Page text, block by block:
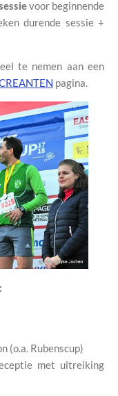
voor beginnende
durende sessie +
te nemen aan een
pagina.
(o.a. Rubenscup)
met uitreiking